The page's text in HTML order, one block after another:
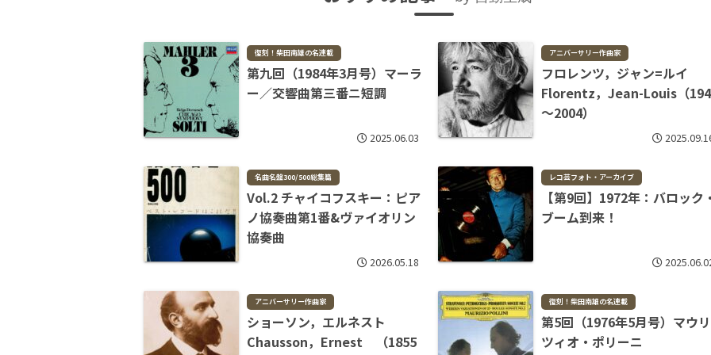
復刻！柴田南雄の名連載
第九回（1984年3月号）マーラ
ー／交響曲第三番ニ短調
2025.06.03
アニバーサリー作曲家
フロレンツ，ジャン=ルイ
Florentz，Jean-Louis（
～2004）
名曲名盤300/500総集篇
Vol.2 チャイコフスキー：ピア
ノ協奏曲第1番&ヴァイオリン
協奏曲
2026.05.18
レコ芸フォト・アーカイブ
【第9回】1972年：バロック・
ブーム到来！
アニバーサリー作曲家
ショーソン，エルネスト
Chausson，Ernest （1855
復刻！柴田南雄の名連載
第5回（1976年5月号）マウリ
ツィオ・ポリーニ